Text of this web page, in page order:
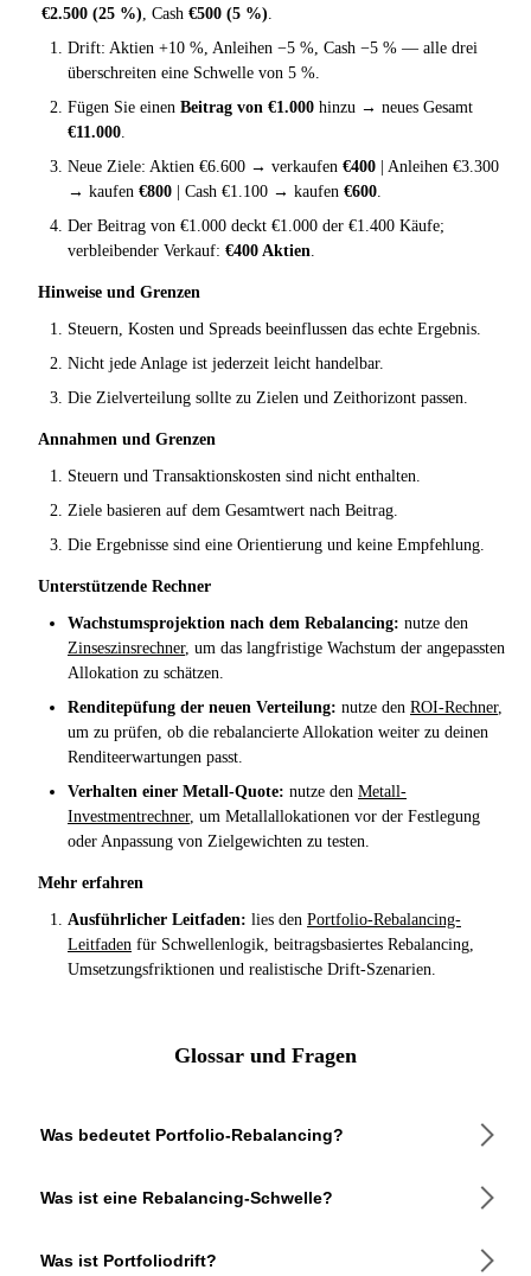
€2.500 (25 %) , Cash €500 (5 %)
Drift: Aktien +10 %, Anleihen −5 %, Cash −5 % — alle drei
überschreiten eine Schwelle von 5 %.
Fügen Sie einen Beitrag von €1.000 hinzu → neues Gesamt
€11.000
Neue Ziele: Aktien €6.600 → verkaufen €400 | Anleihen €3.300
→ kaufen €800 | Cash €1.100 → kaufen €600
Der Beitrag von €1.000 deckt €1.000 der €1.400 Käufe;
verbleibender Verkauf: €400 Aktien
Hinweise und Grenzen
Steuern, Kosten und Spreads beeinflussen das echte Ergebnis.
Nicht jede Anlage ist jederzeit leicht handelbar.
Die Zielverteilung sollte zu Zielen und Zeithorizont passen.
Annahmen und Grenzen
Steuern und Transaktionskosten sind nicht enthalten.
Ziele basieren auf dem Gesamtwert nach Beitrag.
Die Ergebnisse sind eine Orientierung und keine Empfehlung.
Unterstützende Rechner
Wachstumsprojektion nach dem Rebalancing: nutze den
Zinseszinsrechner, um das langfristige Wachstum der angepassten
Allokation zu schätzen.
Renditepüfung der neuen Verteilung: nutze den ROI-Rechner,
um zu prüfen, ob die rebalancierte Allokation weiter zu deinen
Renditeerwartungen passt.
Verhalten einer Metall-Quote: nutze den Metall-
Investmentrechner, um Metallallokationen vor der Festlegung
oder Anpassung von Zielgewichten zu testen.
Mehr erfahren
Ausführlicher Leitfaden: lies den Portfolio-Rebalancing-
Leitfaden für Schwellenlogik, beitragsbasiertes Rebalancing,
Umsetzungsfriktionen und realistische Drift-Szenarien.
Glossar und Fragen
Was bedeutet Portfolio-Rebalancing?
Vermögensaufteilung auf die ursprünglich festgelegte
die übrigen sinken — diese Drift verändert das Risikoprofil
Was ist eine Rebalancing-Schwelle?
Die Schwelle ist eine Toleranzzone um die Zielallokation —
Aktionen werden nur vorgeschlagen, wenn die aktuelle
Was ist Portfoliodrift?